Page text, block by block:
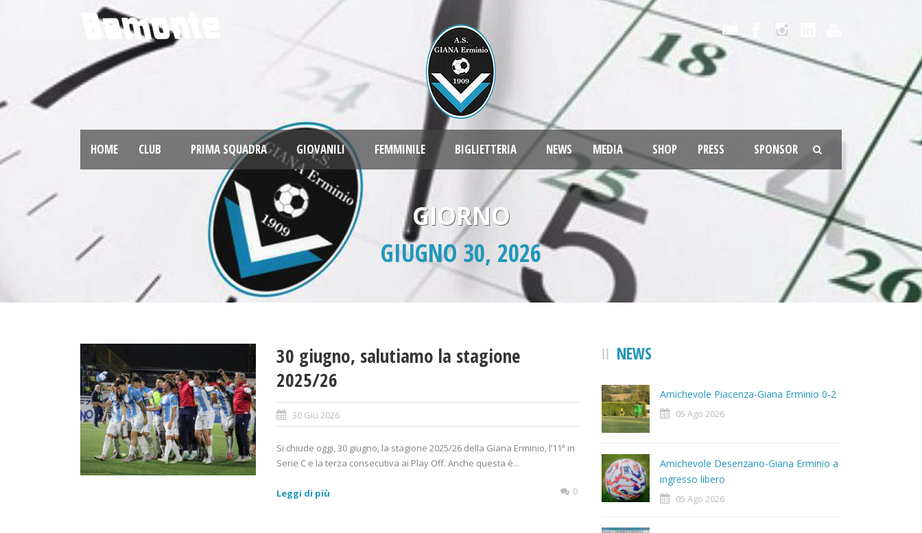
HOME CLUB PRIMA SQUADRA GIOVANILI FEMMINILE BIGLIETTERIA NEWS MEDIA SHOP PRESS SPONSOR
GIORNO
GIUGNO 30, 2026
30 giugno, salutiamo la stagione
2025/26
30 Giu 2026
Si chiude oggi, 30 giugno, la stagione 2025/26 della Giana Erminio, l’11ª in
Serie C e la terza consecutiva ai Play Off. Anche questa è...
Leggi di più 0
NEWS
Amichevole Piacenza-Giana Erminio 0-2
05 Ago 2026
Amichevole Desenzano-Giana Erminio a
ingresso libero
05 Ago 2026